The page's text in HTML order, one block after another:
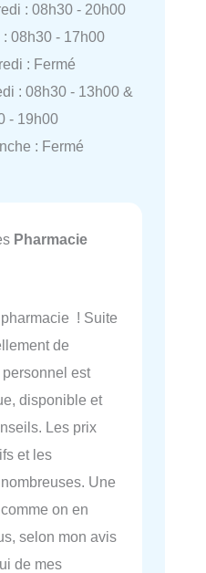
: 08h30 - 20h00
08h30 - 17h00
: Fermé
: 08h30 - 13h00 &
- 19h00
: Fermé
Pharmacie
! Suite
de
est
disponible et
Les prix
et les
Une
on en
selon mon avis
de mes